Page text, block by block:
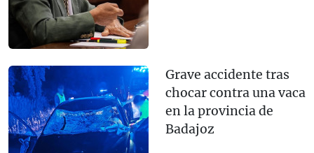
Grave accidente tras
chocar contra una vaca
en la provincia de
Badajoz